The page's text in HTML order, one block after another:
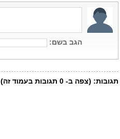
הגב בשם:
תגובות: (צפה ב- 0 תגובות בעמוד זה)